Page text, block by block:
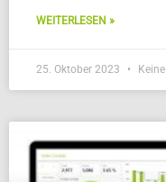
WEITERLESEN »
25. Oktober 2023